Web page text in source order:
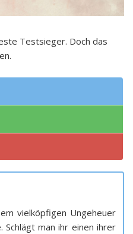
Testsieger. Doch das
vielköpfigen Ungeheuer
Schlägt man ihr einen ihrer